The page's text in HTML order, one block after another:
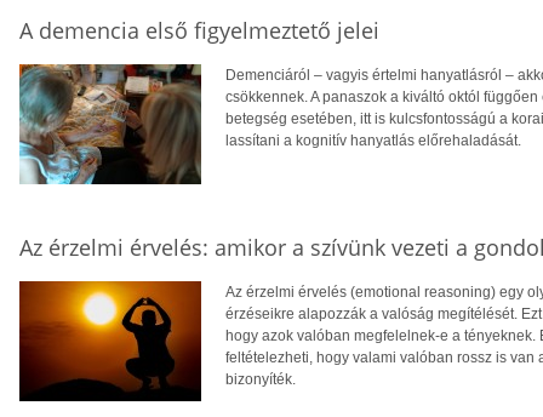
A demencia első figyelmeztető jelei
Demenciáról – vagyis értelmi hanyatlásról –
csökkennek. A panaszok a kiváltó októl
betegség esetében, itt is kulcsfontosságú a
lassítani a kognitív hanyatlás előrehaladását.
Az érzelmi érvelés: amikor a szívünk vezeti a
Az érzelmi érvelés (emotional reasoning) egy
érzéseikre alapozzák a valóság megítélését.
hogy azok valóban megfelelnek-e a
feltételezheti, hogy valami valóban rossz is
bizonyíték.